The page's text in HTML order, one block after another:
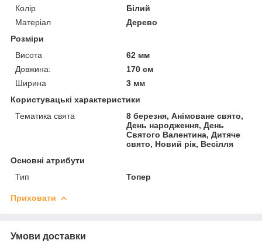
Колір
Білий
Матеріал
Дерево
Розміри
Висота
62 мм
Довжина:
170 см
Ширина
3 мм
Користувацькі характеристики
Тематика свята
8 березня, Анімоване свято,
День народження, День
Святого Валентина, Дитяче
свято, Новий рік, Весілля
Основні атрибути
Тип
Топер
Приховати
Умови доставки